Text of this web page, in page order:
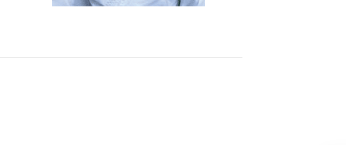
Datenschutz